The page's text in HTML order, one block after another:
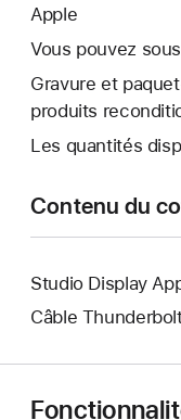
Apple
Vous pouvez
Gravure et
produits
Les quantités
Contenu du
Studio Display
Câble